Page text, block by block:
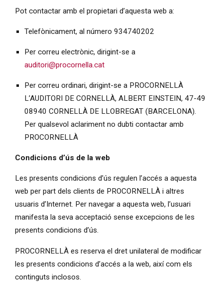
Pot contactar amb el propietari d’aquesta web a:
Telefònicament, al número 934740202
Per correu electrònic, dirigint-se a
auditori@procornella.cat
Per correu ordinari, dirigint-se a PROCORNELLÀ
L’AUDITORI DE CORNELLÀ, ALBERT EINSTEIN, 47-49
08940 CORNELLÀ DE LLOBREGAT (BARCELONA).
Per qualsevol aclariment no dubti contactar amb
PROCORNELLÀ
Condicions d’ús de la web
Les presents condicions d’ús regulen l’accés a aquesta
web per part dels clients de PROCORNELLÀ i altres
usuaris d’Internet. Per navegar a aquesta web, l’usuari
manifesta la seva acceptació sense excepcions de les
presents condicions d’ús.
PROCORNELLÀ es reserva el dret unilateral de modificar
les presents condicions d’accés a la web, així com els
continguts inclosos.